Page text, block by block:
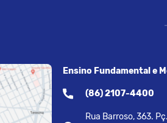
Ensino Fundamental e
(86) 2107-4400
Rua Barroso, 363.